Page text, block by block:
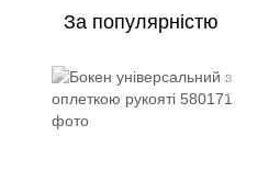
За популярністю